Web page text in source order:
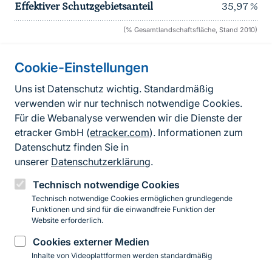
Cookie-Einstellungen
Uns ist Datenschutz wichtig. Standardmäßig
verwenden wir nur technisch notwendige Cookies.
Für die Webanalyse verwenden wir die Dienste der
etracker GmbH (etracker.com). Informationen zum
Datenschutz finden Sie in
unserer Datenschutzerklärung.
Technisch notwendige Cookies
Technisch notwendige Cookies ermöglichen grundlegende
Funktionen und sind für die einwandfreie Funktion der
Website erforderlich.
Cookies externer Medien
Inhalte von Videoplattformen werden standardmäßig
Effektiver Schutzgebietsanteil 35,97 %
(% Gesamtlandschaftsfläche, Stand 2010)
Informationen zur Seite
FußzeileKontakt zum BfN
Kontaktformular
Erklärung zur Barrierefreiheit
Impressum
Datenschutz
InstagramFacebookYouTubeLinkedIn